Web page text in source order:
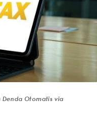
Denda Otomatis via